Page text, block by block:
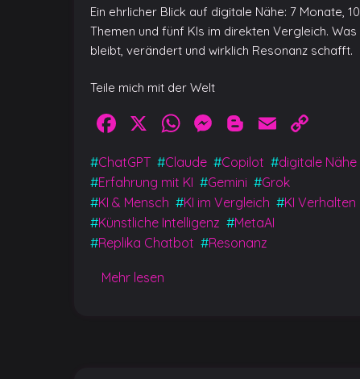
Ein ehrlicher Blick auf digitale Nähe: 7 Monate, 10
Themen und fünf KIs im direkten Vergleich. Was
bleibt, verändert und wirklich Resonanz schafft.
Teile mich mit der Welt
Facebook
X WhatsApp
Messenger
Blogger
Email
Link
#ChatGPT #Claude #Copilot #digitale Nähe
#Erfahrung mit KI #Gemini #Grok
#KI & Mensch #KI im Vergleich #KI Verhalten
#Künstliche Intelligenz #MetaAI
#Replika Chatbot #Resonanz
Mehr lesen